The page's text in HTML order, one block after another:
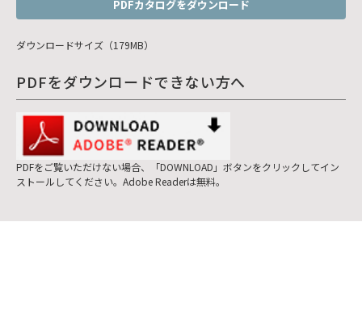
PDFカタログをダウンロード
ダウンロードサイズ（179MB）
PDFをダウンロードできない方へ
PDFをご覧いただけない場合、「DOWNLOAD」ボタンをクリックしてイン
ストールしてください。Adobe Readerは無料。